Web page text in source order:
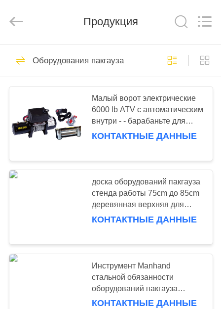
ГЛАВНАЯ
СТРАНИЦА
НАША
КАЧЕСТВА
КОНТАКТНЫЕ
Rights
by
Сверхмощная
вешалка паллета
селективный
паллетные
стеллажи
78
длинняя вешалка
Продукция
Оборудования пакгауза
Малый ворот электрические
6000 lb ATV с автоматическим
внутри - - барабаньте для
пакгауза
КОНТАКТНЫЕ ДАННЫЕ
доска оборудований пакгауза
стенда работы 75cm до 85cm
деревянная верхняя для
линии работы
КОНТАКТНЫЕ ДАННЫЕ
Инструмент Manhand
стальной обязанности
оборудований пакгауза
средств серый для снабжения
КОНТАКТНЫЕ ДАННЫЕ